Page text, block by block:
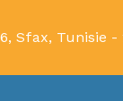
Sfax, Tunisie -